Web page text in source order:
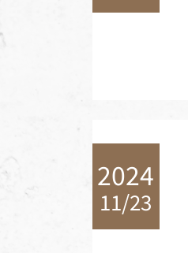
2024
11/23